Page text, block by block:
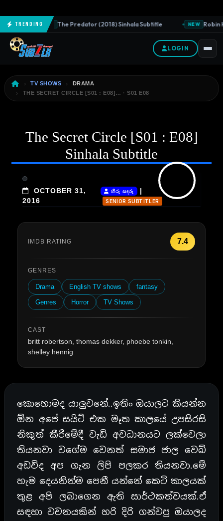
TrendingNEW The Predator (2018) Sinhala Subtitle NEW Robin
LOGIN
TV SHOWS
DRAMA
THE SECRET CIRCLE [S01 : E08]… · S01 E08
The Secret Circle [S01 : E08]
Sinhala Subtitle
OCTOBER 31,
2016
හිරු සඳරු |
SENIOR SUBTITLER
IMDB RATING 7.4
GENRES
Drama English TV shows fantasy
Genres Horror TV Shows
CAST
britt robertson, thomas dekker, phoebe tonkin,
shelley hennig
කොහොමද යාලුවනේ..ඉතිං ඔයාලට කියන්න
ඕන අපේ සයිට් එක මෑත කාලයේ උපසිරසි
නිකුත් කීරීමේදී වැඩි අවධානයට ලක්වෙලා
තියනවා වගේම වෙනත් සමාජ ජාල වෙබ්
අඩවිද අප ගැන ලිපි පලකර තියනවා.මේ
හැම දෙයනින්ම පෙනී යන්නේ කෙටි කාලයක්
තුළ අපි ලබාගෙන ඇති සාර්ථකත්වයක්.ඒ
සඳහා වචනයකින් හරි දිරි ගන්වපු ඔයාලද